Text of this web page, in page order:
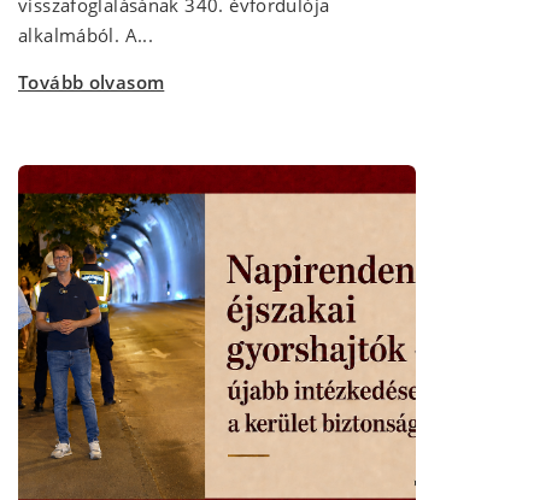
alkalmából. A...
Tovább olvasom